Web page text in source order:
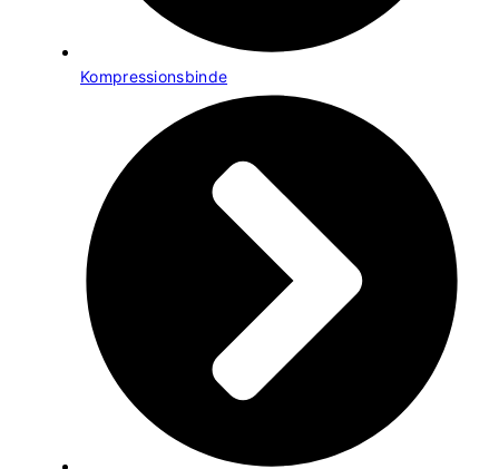
Kompressionsbinde